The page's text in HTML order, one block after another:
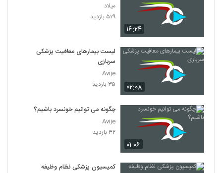
۱۶:۲۴
میلاد
۵۲۹ بازدید
۰۲:۰۸
لیست بیمارهای معافیت پزشکی
سربازی
Avije
۳۵ بازدید
۰۱:۰۶
چگونه می توانیم خونسرد باشیم؟
Avije
۳۲ بازدید
کمیسیون پزشکی نظام وظیفه